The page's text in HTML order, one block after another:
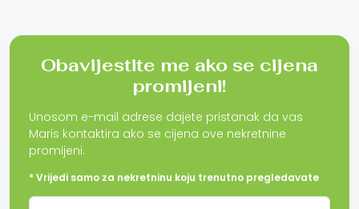
Obavijestite me ako se cijena
promijeni!
Unosom e-mail adrese dajete pristanak da vas
Maris kontaktira ako se cijena ove nekretnine
promijeni.
* Vrijedi samo za nekretninu koju trenutno pregledavate